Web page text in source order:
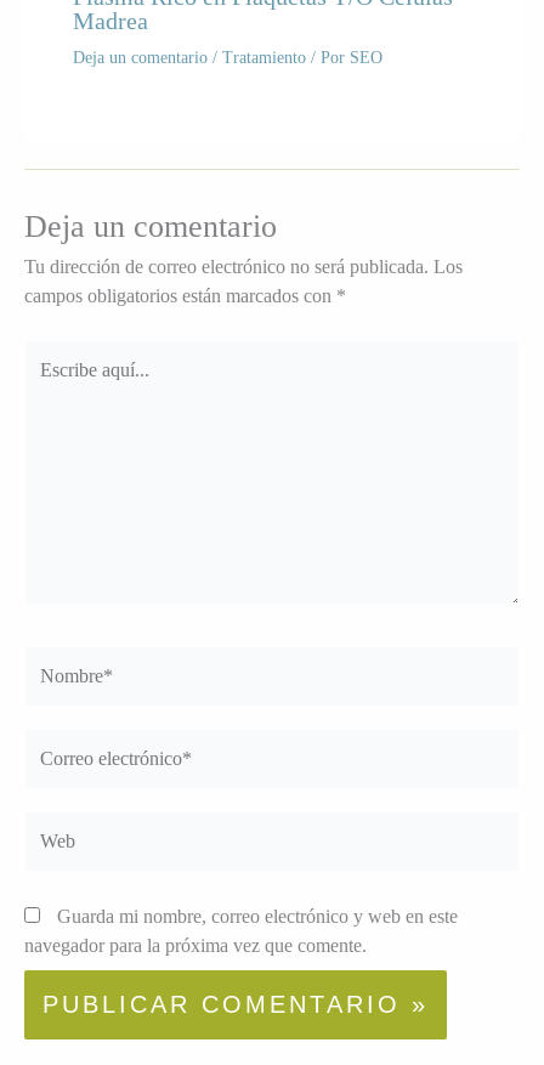
Madrea
Deja un comentario / Tratamiento / Por SEO
Deja un comentario
Tu dirección de correo electrónico no será publicada. Los
campos obligatorios están marcados con *
aquí...
electrónico*
Guarda mi nombre, correo electrónico y web en este
navegador para la próxima vez que comente.